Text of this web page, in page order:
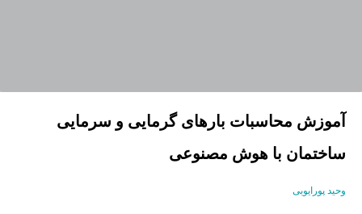
آموزش محاسبات بارهای گرمایی و سرمایی
ساختمان با هوش مصنوعی
وحید پورایوبی